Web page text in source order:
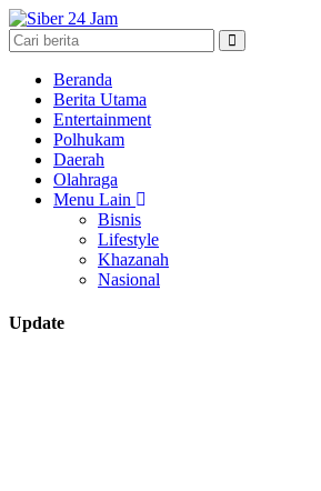
Beranda
Berita Utama
Entertainment
Polhukam
Daerah
Olahraga
Menu Lain
Bisnis
Lifestyle
Khazanah
Nasional
Update